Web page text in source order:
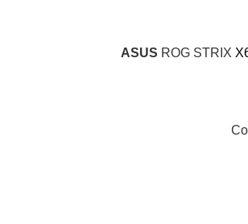
ROG STRIX